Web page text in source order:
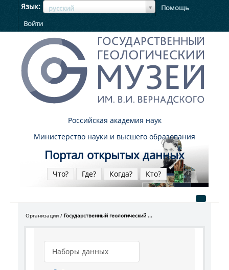
Язык русский
ЯзыкЯзык
Помощь
Войти
Российская академия наук
Министерство науки и высшего образования
Портал открытых данных
Что? Где? Когда? Кто?
Организации Государственный геологический ...
Наборы данных